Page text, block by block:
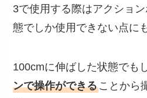
3で使用する際はアクショ
態でしか使用できない点に
100cmに伸ばした状態でも
ンで操作ができることから